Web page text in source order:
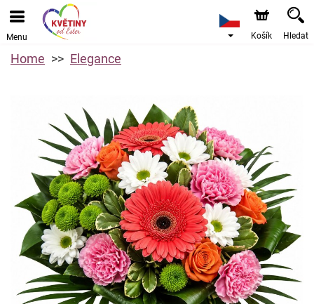
Menu Košík Hledat
Home Elegance